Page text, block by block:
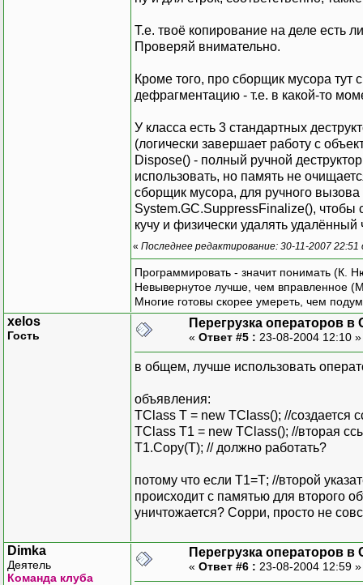
Т.е. твоё копирование на деле есть
Проверяй внимательно.
Кроме того, про сборщик мусора тут
дефрагментацию - т.е. в какой-то
У класса есть 3 стандартных
(логически завершает работу с
Dispose() - полный ручной
использовать, но память не
сборщик мусора, для ручного
System.GC.SuppressFinalize(), чтобы
кучу и физически удалять удалённый
« Последнее редактирование: 30-11-2007 22:51
Программировать - значит понимать (К.
Невывернутое лучше, чем вправленное
Многие готовы скорее умереть, чем
xelos
Гость
Перегрузка операторов в
« Ответ #5 : 23-08-2004 12:10
в общем, лучше использовать
объявления:
TClass T = new TClass(); //создается
TClass T1 = new TClass(); //вторая
T1.Copy(T); // должно работать?
потому что если Т1=Т; //второй
происходит с памятью для второго
уничтожается? Сорри, просто не
Dimka
Деятель
Команда клуба
Перегрузка операторов в
« Ответ #6 : 23-08-2004 12:59